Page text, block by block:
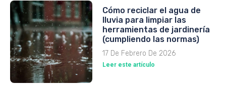
Cómo reciclar el agua de
lluvia para limpiar las
herramientas de jardinería
(cumpliendo las normas)
17 De Febrero De 2026
Leer este artículo